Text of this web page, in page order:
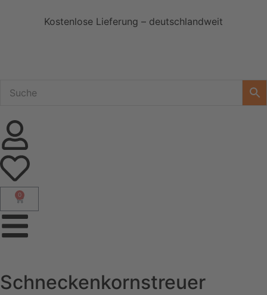
Kostenlose Lieferung – deutschlandweit
0
Schneckenkornstreuer